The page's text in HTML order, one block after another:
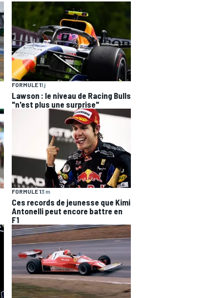
FORMULE 11 j
Lawson : le niveau de Racing Bulls
"n'est plus une surprise"
FORMULE 13 m
Ces records de jeunesse que Kimi
Antonelli peut encore battre en
F1